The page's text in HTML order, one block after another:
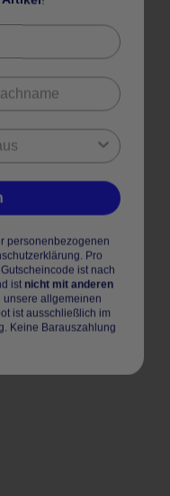
Pro
ist nach
istnicht mit anderen
allgemeinen
ist ausschließlich im
Keine Barauszahlung